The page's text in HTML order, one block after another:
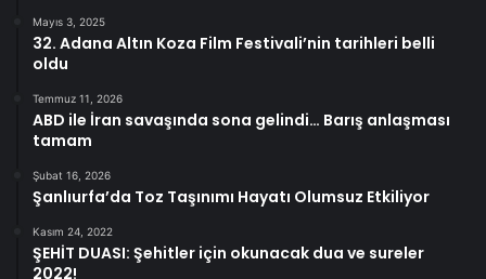
Mayıs 3, 2025
32. Adana Altın Koza Film Festivali’nin tarihleri belli
oldu
Temmuz 11, 2026
ABD ile İran savaşında sona gelindi… Barış anlaşması
tamam
Şubat 16, 2026
Şanlıurfa’da Toz Taşınımı Hayatı Olumsuz Etkiliyor
Kasım 24, 2022
ŞEHİT DUASI: Şehitler için okunacak dua ve sureler
2022!